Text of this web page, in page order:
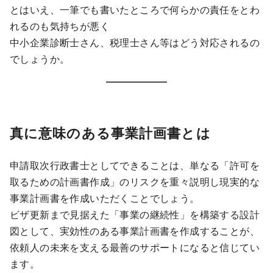
とはいえ、一筆でも書いたところで何らかの責任をとわ
れるのも気持ちが悪く
中小企業診断士さん、税理士さん等はどう対応されるの
でしょうか。
真に意味のある事業計画書とは
申請取次行政書士としてできることは、単なる「許可を
取るための計画書作成」のリスクを重々説明し現実的な
事業計画書を作成いただくことでしょう。
ビザ更新まで見据えた「事業の継続性」を構築する設計
図として、実効性のある事業計画書を作成することが、
依頼人の未来を支える最善のサポートになると信じてい
ます。